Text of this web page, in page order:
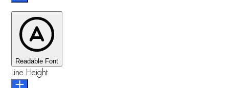
Readable Font
Line Height